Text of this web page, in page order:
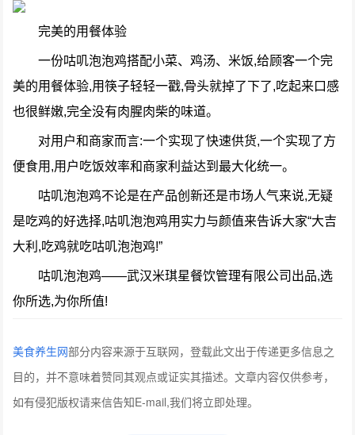
完美的用餐体验
一份咕叽泡泡鸡搭配小菜、鸡汤、米饭,给顾客一个完
美的用餐体验,用筷子轻轻一戳,骨头就掉了下了,吃起来口感
也很鲜嫩,完全没有肉腥肉柴的味道。
对用户和商家而言:一个实现了快速供货,一个实现了方
便食用,用户吃饭效率和商家利益达到最大化统一。
咕叽泡泡鸡不论是在产品创新还是市场人气来说,无疑
是吃鸡的好选择,咕叽泡泡鸡用实力与颜值来告诉大家“大吉
大利,吃鸡就吃咕叽泡泡鸡!”
咕叽泡泡鸡——武汉米琪星餐饮管理有限公司出品,选
你所选,为你所值!
美食养生网部分内容来源于互联网，登载此文出于传递更多信息之
目的，并不意味着赞同其观点或证实其描述。文章内容仅供参考，
如有侵犯版权请来信告知E-mail,我们将立即处理。